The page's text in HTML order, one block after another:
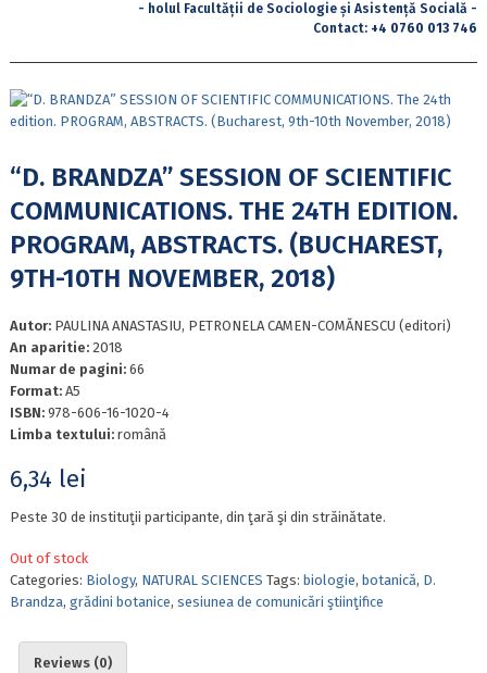
- holul Facultății de Sociologie și Asistență Socială -
Contact: +4 0760 013 746
“D. BRANDZA” SESSION OF SCIENTIFIC
COMMUNICATIONS. THE 24TH EDITION.
PROGRAM, ABSTRACTS. (BUCHAREST,
9TH-10TH NOVEMBER, 2018)
Autor: PAULINA ANASTASIU, PETRONELA CAMEN-COMĂNESCU (editori)
An aparitie: 2018
Numar de pagini: 66
Format: A5
ISBN: 978-606-16-1020-4
Limba textului: română
6,34 lei
Peste 30 de instituţii participante, din ţară şi din străinătate.
Out of stock
Categories: Biology, NATURAL SCIENCES Tags: biologie, botanică, D.
Brandza, grădini botanice, sesiunea de comunicări ştiinţifice
Reviews (0)